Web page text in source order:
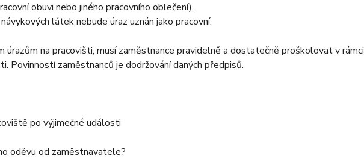
obuvi nebo jiného pracovního oblečení).
látek nebude úraz uznán jako pracovní.
na pracovišti, musí zaměstnance pravidelně a dostatečně proškolovat v rámci
Povinností zaměstnanců je dodržování daných předpisů.
po výjimečné události
oděvu od zaměstnavatele?